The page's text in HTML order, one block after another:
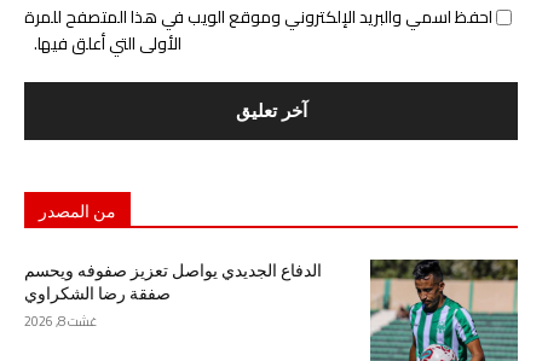
احفظ اسمي والبريد الإلكتروني وموقع الويب في هذا المتصفح للمرة
الأولى التي أعلق فيها.
من المصدر
الدفاع الجديدي يواصل تعزيز صفوفه ويحسم
صفقة رضا الشكراوي
غشت 8, 2026